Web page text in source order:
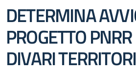
DETERMINA
PROGETTO
DIVARI